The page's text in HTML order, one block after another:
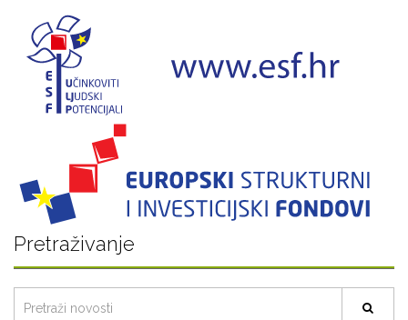
Pretraživanje